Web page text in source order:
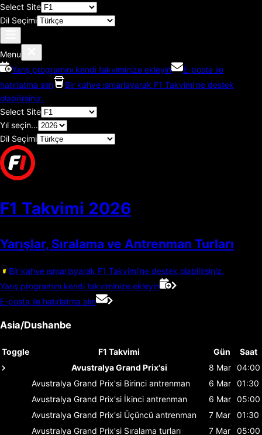
Select Site
Dil Seçimi
Menu
Yarış programını kendi takviminize ekleyin
E-posta ile
hatırlatma alın
Bir kahve ısmarlayarak F1 Takvimi'ne destek
olabilirsiniz.
Select Site
Yıl seçin...
Dil Seçimi
F1 Takvimi 2026
Yarışlar, Sıralama ve Antrenman Turları
Bir kahve ısmarlayarak F1 Takvimi'ne destek olabilirsiniz.
Yarış programını kendi takviminize ekleyin
E-posta ile hatırlatma alın
Asia/Dushanbe
Toggle F1 Takvimi Gün
Saat
Avustralya Grand Prix'si
8 Mar 04:00
Avustralya Grand Prix'si Birinci antrenman 6 Mar 01:30
Avustralya Grand Prix'si İkinci antrenman 6 Mar 05:00
Avustralya Grand Prix'si Üçüncü antrenman 7 Mar
01:30
Avustralya Grand Prix'si Sıralama turları 7 Mar
05:00